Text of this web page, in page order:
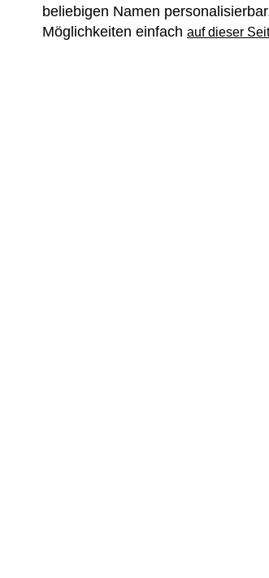
beliebigen Namen
Möglichkeiten einfach auf dieser